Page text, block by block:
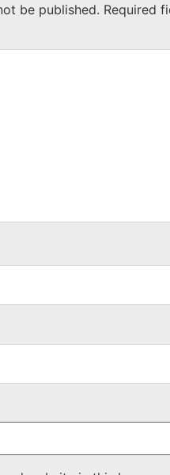
be published. Required